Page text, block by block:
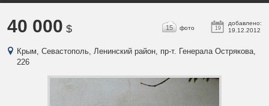
40 000 $ 19
добавлено:
19.12.2012
15 фото
Крым, Севастополь, Ленинский район, пр-т. Генерала Острякова,
226